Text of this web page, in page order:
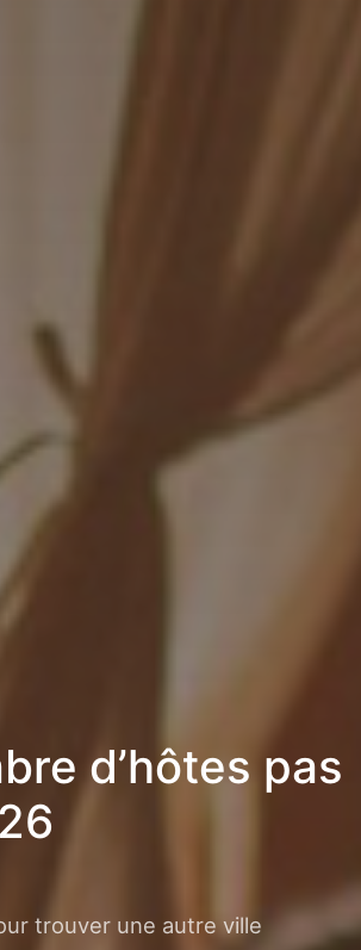
d’hôtes pas
trouver une autre ville